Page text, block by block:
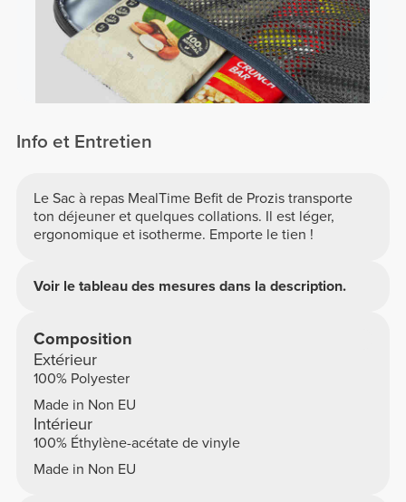
Lavage à la main uniquement.
Ne pas sécher au sèche-linge
Ne pas repasser
Ne pas nettoyer à sec
Info et Entretien
Le Sac à repas MealTime Befit de Prozis transporte
ton déjeuner et quelques collations. Il est léger,
ergonomique et isotherme. Emporte le tien !
Voir le tableau des mesures dans la description.
Composition
Extérieur
100% Polyester
Made in Non EU
Intérieur
100% Éthylène-acétate de vinyle
Made in Non EU